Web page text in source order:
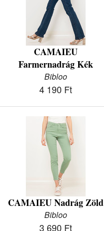
CAMAIEU
Farmernadrág Kék
Bibloo
4 190 Ft
CAMAIEU Nadrág Zöld
Bibloo
3 690 Ft